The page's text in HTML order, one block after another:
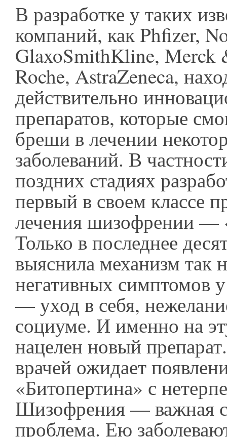
В разработке у таких
компаний, как Phfizer,
GlaxoSmithKline, Merck
Roche, AstraZeneca,
действительно
препаратов, которые
бреши в лечении
заболеваний. В
поздних стадиях
первый в своем классе
лечения шизофрении —
Только в последнее
выяснила механизм так
негативных симптомов
— уход в себя,
социуме. И именно на
нацелен новый
врачей ожидает
«Битопертина» с
Шизофрения — важная
проблема. Ею